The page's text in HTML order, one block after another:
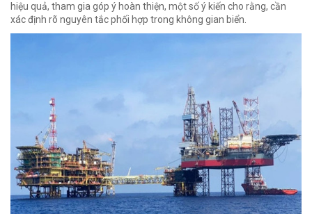
hiệu quả, tham gia góp ý hoàn thiện, một số ý kiến cho rằng, cần
xác định rõ nguyên tắc phối hợp trong không gian biển.